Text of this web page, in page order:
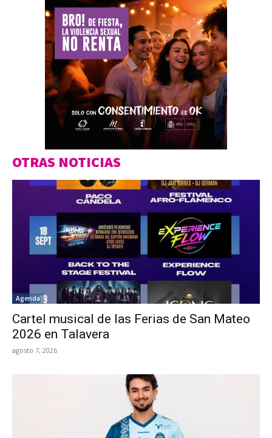
OTRAS NOTICIAS
Agenda
Cartel musical de las Ferias de San Mateo
2026 en Talavera
agosto 7, 2026